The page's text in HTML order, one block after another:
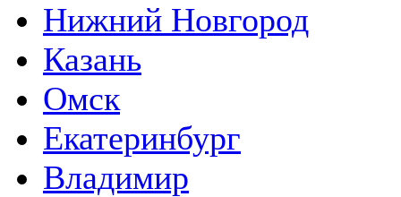
Нижний Новгород
Казань
Омск
Екатеринбург
Владимир